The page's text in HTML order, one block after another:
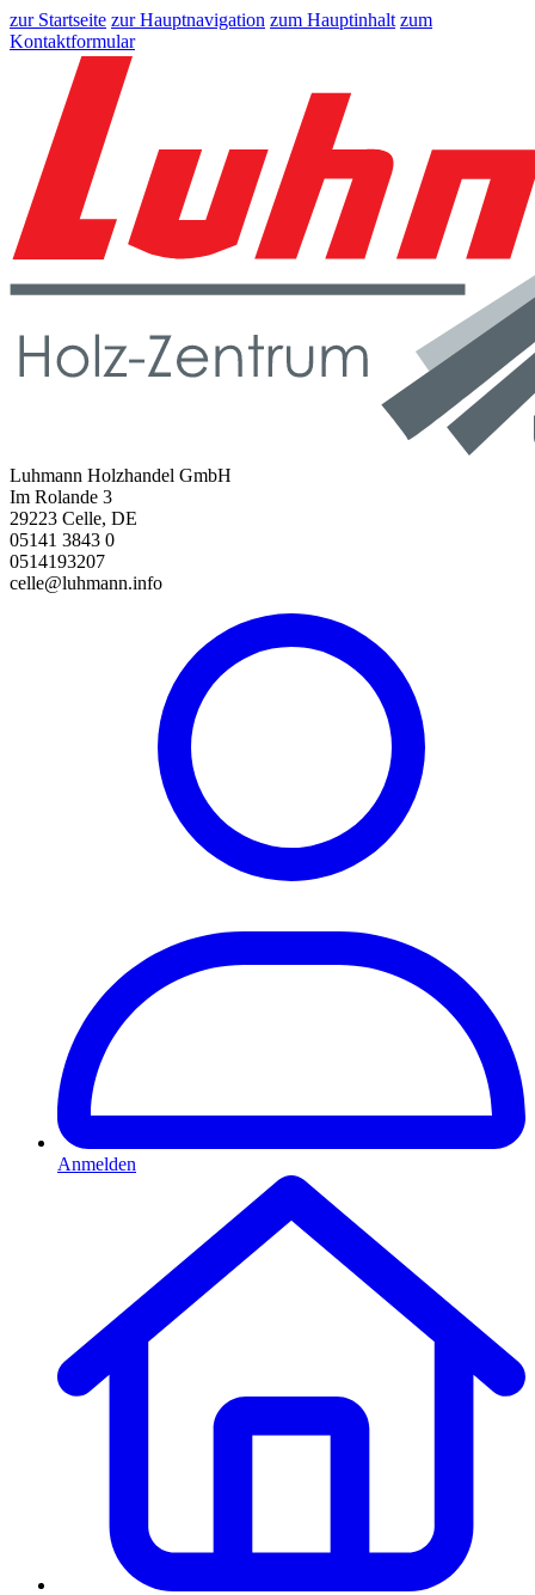
zur Startseite zur Hauptnavigation zum Hauptinhalt zum
Kontaktformular
Luhmann Holzhandel GmbH
Im Rolande 3
29223 Celle, DE
05141 3843 0
0514193207
celle@luhmann.info
Anmelden